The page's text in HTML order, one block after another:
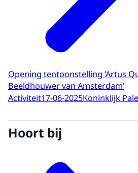
Opening tentoonstelling ‘Artus
Beeldhouwer van Amsterdam’
Activiteit17-06-2025Koninklijk
Hoort bij